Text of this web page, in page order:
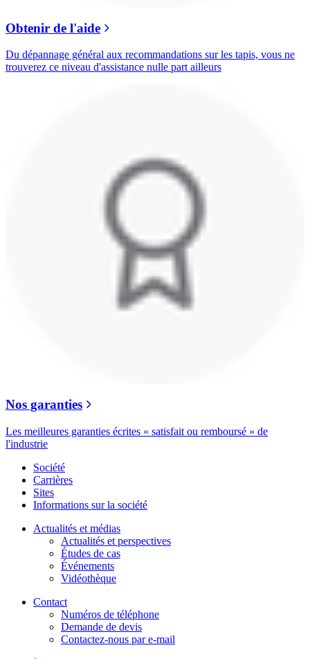
Obtenir de l'aide
Du dépannage général aux recommandations sur les tapis, vous ne
trouverez ce niveau d'assistance nulle part ailleurs
Nos garanties
Les meilleures garanties écrites « satisfait ou remboursé » de
l'industrie
Société
Carrières
Sites
Informations sur la société
Actualités et médias
Actualités et perspectives
Études de cas
Événements
Vidéothèque
Contact
Numéros de téléphone
Demande de devis
Contactez-nous par e-mail